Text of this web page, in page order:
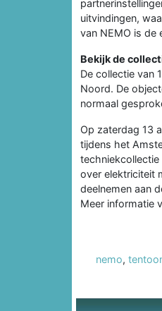
uitvindingen,
van NEMO is de
Bekijk de
De collectie van
Noord. De
normaal
Op zaterdag 13
tijdens het
over elektriciteit
deelnemen aan
Meer informatie
nemo,